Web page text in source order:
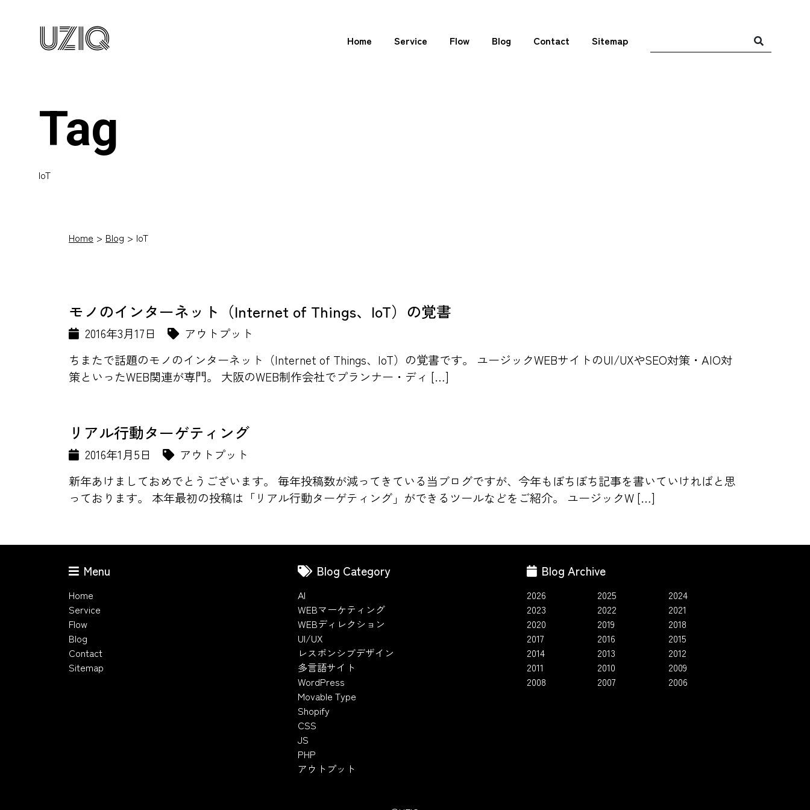
UZIQ Home Service Flow Blog Contact Sitemap
Tag
IoT
Home Blog IoT
モノのインターネット（Internet of Things、IoT）の覚書
2016年3月17日
アウトプット
ちまたで話題のモノのインターネット（Internet of Things、IoT）の覚書です。 ユージックWEBサイトのUI/UXやSEO対策・AIO対
策といったWEB関連が専門。 大阪のWEB制作会社でプランナー・ディ […]
リアル行動ターゲティング
2016年1月5日
アウトプット
新年あけましておめでとうございます。 毎年投稿数が減ってきている当ブログですが、今年もぼちぼち記事を書いていければと思
っております。 本年最初の投稿は「リアル行動ターゲティング」ができるツールなどをご紹介。 ユージックW […]
Menu
Home
Service
Flow
Blog
Contact
Sitemap
Blog Category
AI
WEBマーケティング
WEBディレクション
UI/UX
レスポンシブデザイン
多言語サイト
WordPress
Movable Type
Shopify
CSS
JS
PHP
アウトプット
Blog Archive
2026 2025
2024
2023
2022
2021
2020
2019
2018
2017
2016
2015
2014
2013
2012
2011
2010
2009
2008
2007 2006